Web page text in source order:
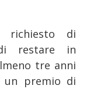
richiesto di
di restare in
tre anni
un premio di